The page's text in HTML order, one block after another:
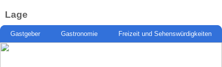
Lage
Gastgeber Gastronomie Freizeit und Sehenswürdigkeiten